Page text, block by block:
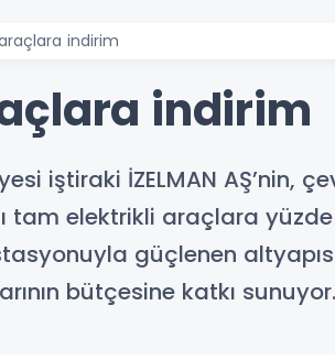
indirim
indirim
iştiraki İZELMAN AŞ’nin,
tam elektrikli araçlara
güçlenen
bütçesine katkı sunuyor.